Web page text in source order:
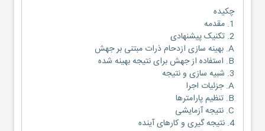
چکیده
1. مقدمه
2. تکنیک پیشنهادی
A. بهینه سازی ازدحام ذرات مبتنی بر جهش
B. استفاده از جهش برای نتیجه بهینه شده
3. شبیه سازی و نتیجه
A. جزئیات اجرا
B. تنظیم پارامترها
C. نتیجه آزمایشی
4. نتیجه گیری و کارهای آینده